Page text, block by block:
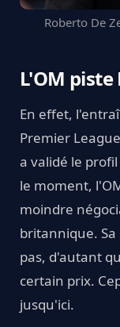
Roberto De
L'OM
En effet,
Premier
a validé le
le moment,
moindre
britannique.
pas, d'autant
certain prix.
jusqu'ici.